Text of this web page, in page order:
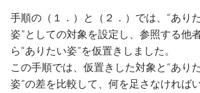
手順の（１．）と（２．）では、“あり
姿”としての対象を設定し、参照する他
ら“ありたい姿”を仮置きしました。
この手順では、仮置きした対象と“あり
姿”の差を比較して、何を足さなければ